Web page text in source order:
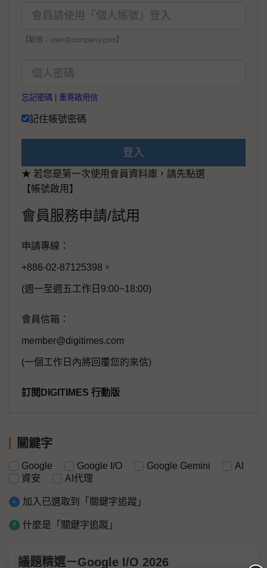
【範例：user@company.com】
忘記密碼 重寄啟用信
記住帳號密碼
登入
★ 若您是第一次使用會員資料庫，請先點選
【帳號啟用】
會員服務申請/試用
申請專線：
+886-02-87125398。
(週一至週五工作日9:00~18:00)
會員信箱：
member@digitimes.com
(一個工作日內將回覆您的來信)
訂閱DIGITIMES 行動版
關鍵字
Google Google I/O Google Gemini
AI
資安
AI代理
加入已選取到「關鍵字追蹤」
什麼是「關鍵字追蹤」
議題精選－Google I/O 2026